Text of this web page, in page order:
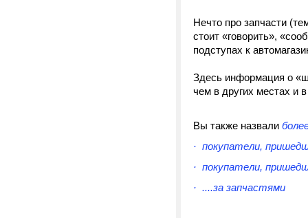
Нечто про запчасти
стоит «говорить»,
подступах к
Здесь информация о
чем в других местах и
Вы также назвали
· покупатели,
· покупатели,
· ....за запчастями